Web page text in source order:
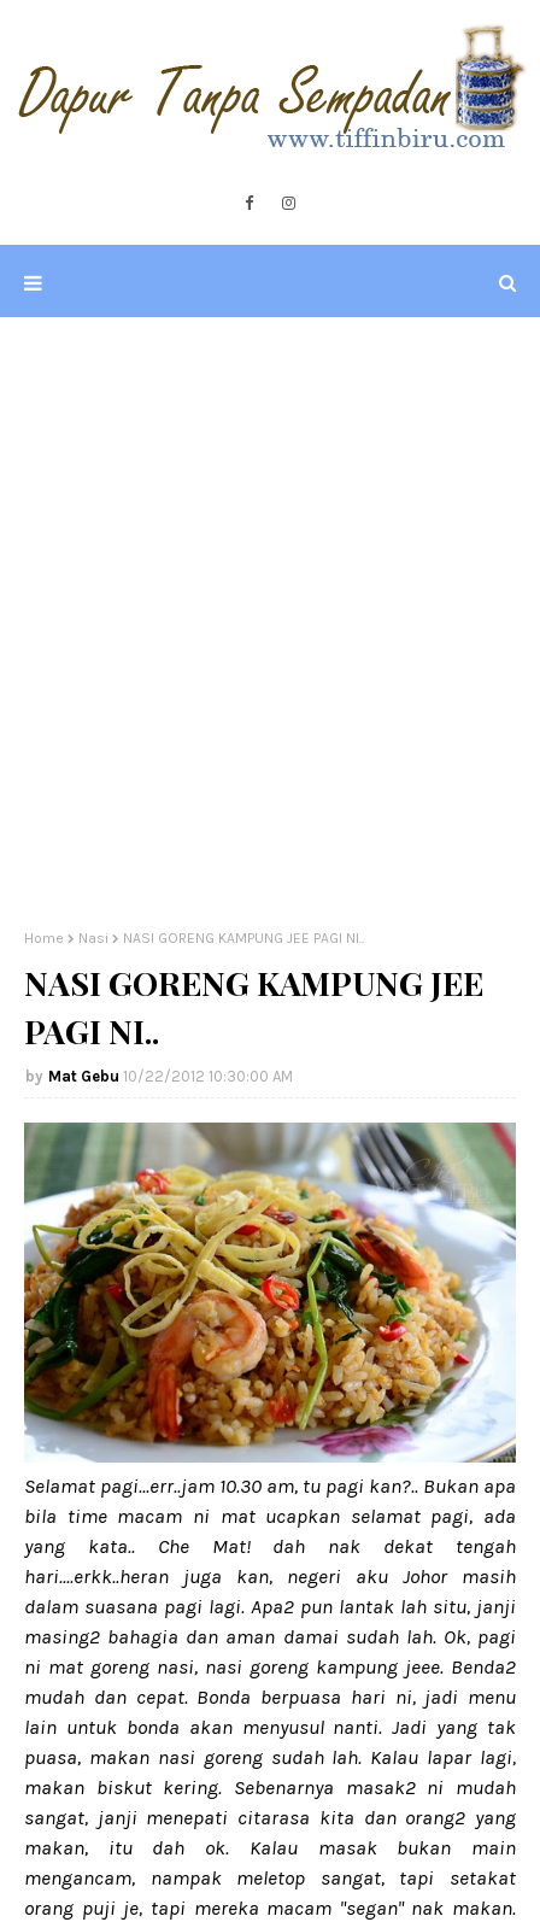
Home Nasi NASI GORENG KAMPUNG JEE PAGI NI..
NASI GORENG KAMPUNG JEE
PAGI NI..
Mat Gebu 10/22/2012 10:30:00 AM
Selamat pagi...err..jam 10.30 am, tu pagi kan?.. Bukan apa
bila time macam ni mat ucapkan selamat pagi, ada
yang kata.. Che Mat! dah nak dekat tengah
hari....erkk..heran juga kan, negeri aku Johor masih
dalam suasana pagi lagi. Apa2 pun lantak lah situ, janji
masing2 bahagia dan aman damai sudah lah. Ok, pagi
ni mat goreng nasi, nasi goreng kampung jeee. Benda2
mudah dan cepat. Bonda berpuasa hari ni, jadi menu
lain untuk bonda akan menyusul nanti. Jadi yang tak
puasa, makan nasi goreng sudah lah. Kalau lapar lagi,
makan biskut kering. Sebenarnya masak2 ni mudah
sangat, janji menepati citarasa kita dan orang2 yang
makan, itu dah ok. Kalau masak bukan main
mengancam, nampak meletop sangat, tapi setakat
orang puji je, tapi mereka macam "segan" nak makan.